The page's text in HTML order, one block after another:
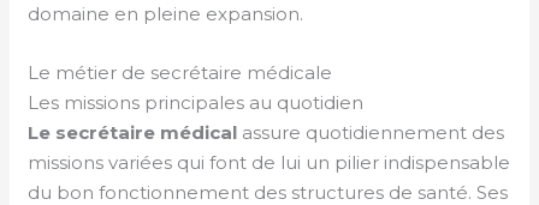
domaine en pleine expansion.
Le métier de secrétaire médicale
Les missions principales au quotidien
Le secrétaire médical assure quotidiennement des
missions variées qui font de lui un pilier indispensable
du bon fonctionnement des structures de santé. Ses